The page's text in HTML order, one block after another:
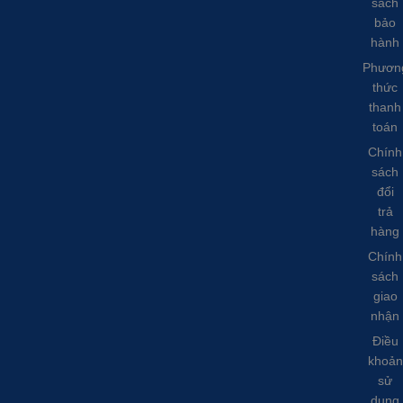
bảo
hành
thức
thanh
toán
Chính
sách
đổi
trả
hàng
Chính
sách
giao
nhận
Điều
khoản
sử
dụng